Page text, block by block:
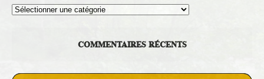
Thèmes
COMMENTAIRES RÉCENTS